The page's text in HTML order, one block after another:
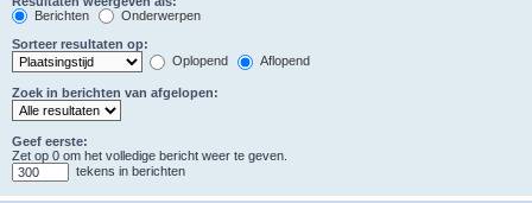
Berichten
Onderwerpen
Sorteer resultaten op:
Oplopend
Aflopend
Zoek in berichten van afgelopen:
Geef eerste:
Zet op 0 om het volledige bericht weer te geven.
tekens in berichten